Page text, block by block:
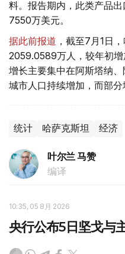
料。报告期内，此类产品
7550万美元。
据此前报道 ，截至7月1日
2059.0589万人，较年初
增长主要集中在阿斯塔纳
城市人口持续增加，而部分
统计 哈萨克斯坦 经济
叶尔兰 马赞
编译
10:35, 05 8月 2026
央行公布5日坚戈与